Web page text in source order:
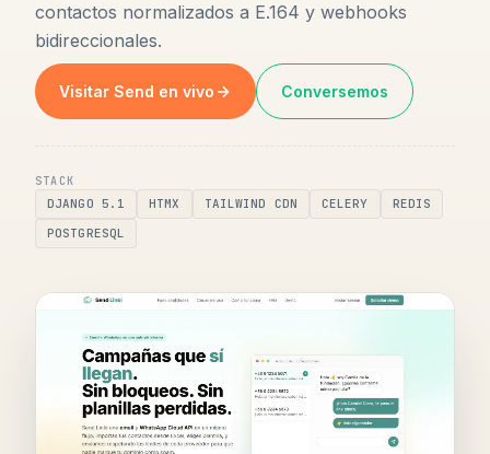
contactos normalizados a E.164 y webhooks
bidireccionales.
Visitar Send en vivo Conversemos
STACK
DJANGO 5.1 HTMX TAILWIND CDN CELERY
REDIS
POSTGRESQL